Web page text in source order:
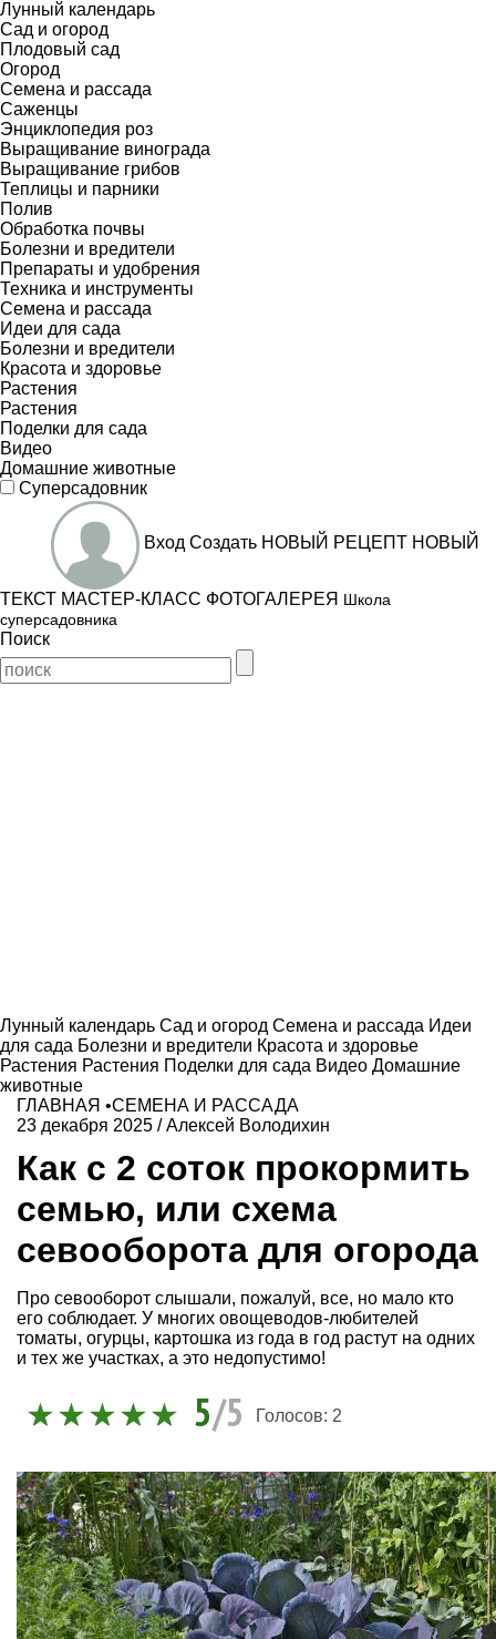
Лунный календарь
Сад и огород
Плодовый сад
Огород
Семена и рассада
Саженцы
Энциклопедия роз
Выращивание винограда
Выращивание грибов
Теплицы и парники
Полив
Обработка почвы
Болезни и вредители
Препараты и удобрения
Техника и инструменты
Семена и рассада
Идеи для сада
Болезни и вредители
Красота и здоровье
Растения
Растения
Поделки для сада
Видео
Домашние животные
Суперсадовник
Вход Создать НОВЫЙ РЕЦЕПТ НОВЫЙ
ТЕКСТ МАСТЕР-КЛАСС ФОТОГАЛЕРЕЯ Школа
суперсадовника
Поиск
Лунный календарь Сад и огород Семена и рассада Идеи
для сада Болезни и вредители Красота и здоровье
Растения Растения Поделки для сада Видео Домашние
животные
ГЛАВНАЯ •СЕМЕНА И РАССАДА
23 декабря 2025 /Алексей Володихин
Как с 2 соток прокормить
семью, или схема
севооборота для огорода
Про севооборот слышали, пожалуй, все, но мало кто
его соблюдает. У многих овощеводов-любителей
томаты, огурцы, картошка из года в год растут на одних
и тех же участках, а это недопустимо!
5/5 Голосов: 2